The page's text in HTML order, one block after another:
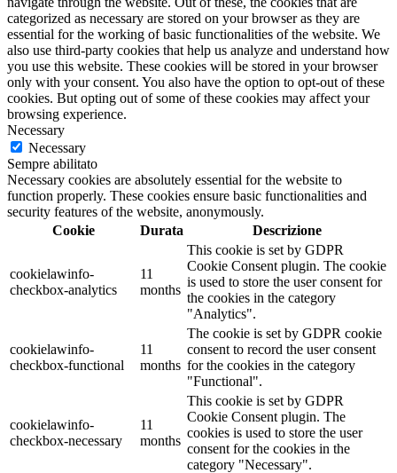
categorized as necessary are stored on your browser as they are
essential for the working of basic functionalities of the website. We
also use third-party cookies that help us analyze and understand how
you use this website. These cookies will be stored in your browser
only with your consent. You also have the option to opt-out of these
cookies. But opting out of some of these cookies may affect your
browsing experience.
Necessary
Necessary
Sempre abilitato
Necessary cookies are absolutely essential for the website to
function properly. These cookies ensure basic functionalities and
security features of the website, anonymously.
Cookie
Durata Descrizione
cookielawinfo-
checkbox-analytics
11
months
This cookie is set by GDPR
Cookie Consent plugin. The cookie
is used to store the user consent for
the cookies in the category
"Analytics".
cookielawinfo-
checkbox-functional
11
months
The cookie is set by GDPR cookie
consent to record the user consent
for the cookies in the category
"Functional".
cookielawinfo-
checkbox-necessary
11
months
This cookie is set by GDPR
Cookie Consent plugin. The
cookies is used to store the user
consent for the cookies in the
category "Necessary".